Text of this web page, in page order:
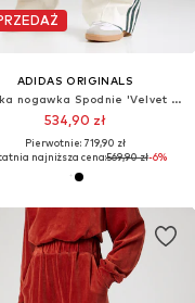
ADIDAS ORIGINALS
Szeroka nogawka Spodnie 'Velvet Trousers'
534,90 zł
Pierwotnie: 719,90 zł
najniższa cena:569,90 zł-6%